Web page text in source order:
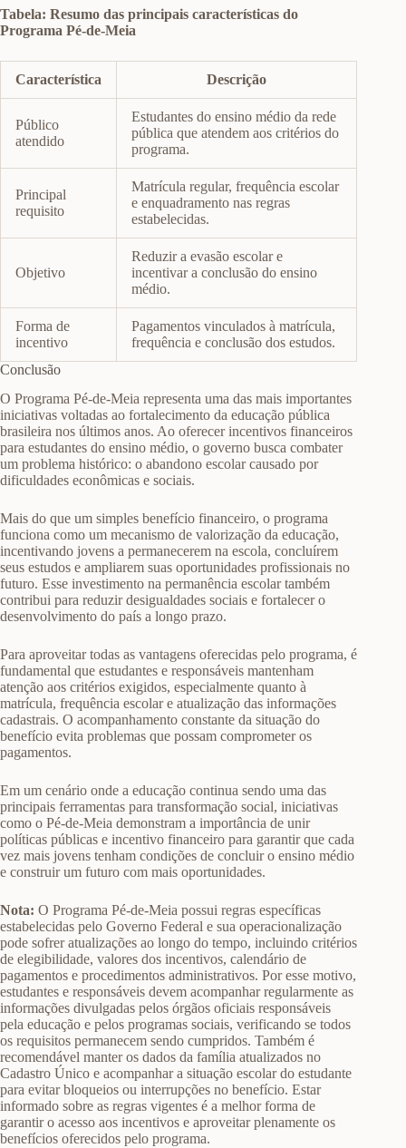
Tabela: Resumo das principais características do
Programa Pé-de-Meia
Característica Descrição
Público
atendido
Estudantes do ensino médio da rede
pública que atendem aos critérios do
programa.
Principal
requisito
Matrícula regular, frequência escolar
e enquadramento nas regras
estabelecidas.
Objetivo
Reduzir a evasão escolar e
incentivar a conclusão do ensino
médio.
Forma de
incentivo
Pagamentos vinculados à matrícula,
frequência e conclusão dos estudos.
Conclusão
O Programa Pé-de-Meia representa uma das mais importantes
iniciativas voltadas ao fortalecimento da educação pública
brasileira nos últimos anos. Ao oferecer incentivos financeiros
para estudantes do ensino médio, o governo busca combater
um problema histórico: o abandono escolar causado por
dificuldades econômicas e sociais.
Mais do que um simples benefício financeiro, o programa
funciona como um mecanismo de valorização da educação,
incentivando jovens a permanecerem na escola, concluírem
seus estudos e ampliarem suas oportunidades profissionais no
futuro. Esse investimento na permanência escolar também
contribui para reduzir desigualdades sociais e fortalecer o
desenvolvimento do país a longo prazo.
Para aproveitar todas as vantagens oferecidas pelo programa, é
fundamental que estudantes e responsáveis mantenham
atenção aos critérios exigidos, especialmente quanto à
matrícula, frequência escolar e atualização das informações
cadastrais. O acompanhamento constante da situação do
benefício evita problemas que possam comprometer os
pagamentos.
Em um cenário onde a educação continua sendo uma das
principais ferramentas para transformação social, iniciativas
como o Pé-de-Meia demonstram a importância de unir
políticas públicas e incentivo financeiro para garantir que cada
vez mais jovens tenham condições de concluir o ensino médio
e construir um futuro com mais oportunidades.
Nota: O Programa Pé-de-Meia possui regras específicas
estabelecidas pelo Governo Federal e sua operacionalização
pode sofrer atualizações ao longo do tempo, incluindo critérios
de elegibilidade, valores dos incentivos, calendário de
pagamentos e procedimentos administrativos. Por esse motivo,
estudantes e responsáveis devem acompanhar regularmente as
informações divulgadas pelos órgãos oficiais responsáveis
pela educação e pelos programas sociais, verificando se todos
os requisitos permanecem sendo cumpridos. Também é
recomendável manter os dados da família atualizados no
Cadastro Único e acompanhar a situação escolar do estudante
para evitar bloqueios ou interrupções no benefício. Estar
informado sobre as regras vigentes é a melhor forma de
garantir o acesso aos incentivos e aproveitar plenamente os
benefícios oferecidos pelo programa.